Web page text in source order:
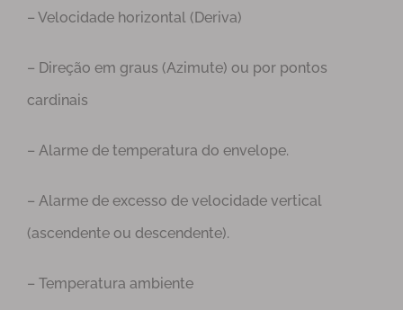
– Velocidade horizontal (Deriva)
– Direção em graus (Azimute) ou por pontos
cardinais
– Alarme de temperatura do envelope.
– Alarme de excesso de velocidade vertical
(ascendente ou descendente).
– Temperatura ambiente